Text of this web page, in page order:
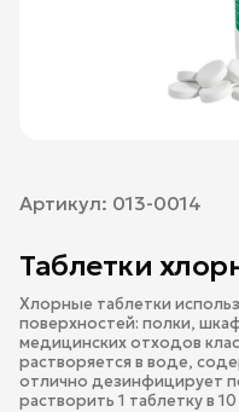
Артикул: 013-0014
Таблетки
Хлорные таблетки
поверхностей: полки,
медицинских отходов
растворяется в воде,
отлично дезинфицирует
растворить 1 таблетку в